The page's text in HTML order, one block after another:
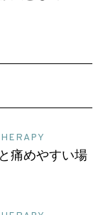
痛めやすい場